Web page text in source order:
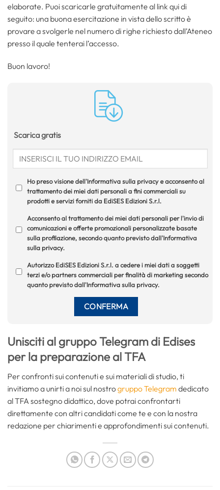
elaborate. Puoi scaricarle gratuitamente al link qui di
seguito: una buona esercitazione in vista dello scritto è
provare a svolgerle nel numero di righe richiesto dall’Ateneo
presso il quale tenterai l’accesso.
Buon lavoro!
Scarica gratis
Ho preso visione dell'Informativa sulla privacy e acconsento al
trattamento dei miei dati personali a fini commerciali su
prodotti e servizi forniti da EdiSES Edizioni S.r.l.
Acconsento al trattamento dei miei dati personali per l'invio di
comunicazioni e offerte promozionali personalizzate basate
sulla profilazione, secondo quanto previsto dall'Informativa
sulla privacy.
Autorizzo EdiSES Edizioni S.r.l. a cedere i miei dati a soggetti
terzi e/o partners commerciali per finalità di marketing secondo
quanto previsto dall'Informativa sulla privacy.
Unisciti al gruppo Telegram di Edises
per la preparazione al TFA
Per confronti sui contenuti e sui materiali di studio, ti
invitiamo a unirti a noi sul nostrogruppo Telegram dedicato
al TFA sostegno didattico, dove potrai confrontarti
direttamente con altri candidati come te e con la nostra
redazione per chiarimenti e approfondimenti sui contenuti.